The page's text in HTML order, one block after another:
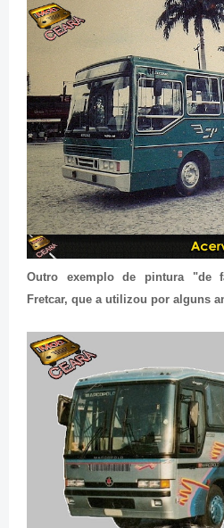
Outro exemplo de pintura "de
Fretcar, que a utilizou por alguns